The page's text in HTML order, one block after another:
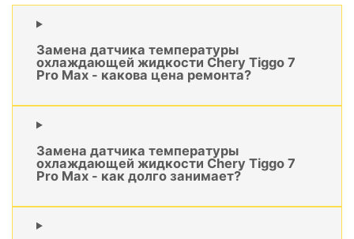
Замена датчика температуры
охлаждающей жидкости Chery Tiggo 7
Pro Max - какова цена ремонта?
Замена датчика температуры
охлаждающей жидкости Chery Tiggo 7
Pro Max - как долго занимает?